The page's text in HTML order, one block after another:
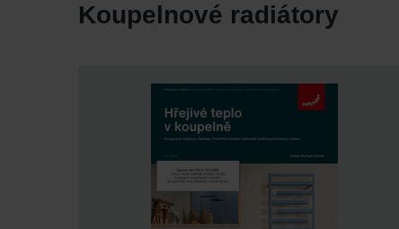
Koupelnové radiátory